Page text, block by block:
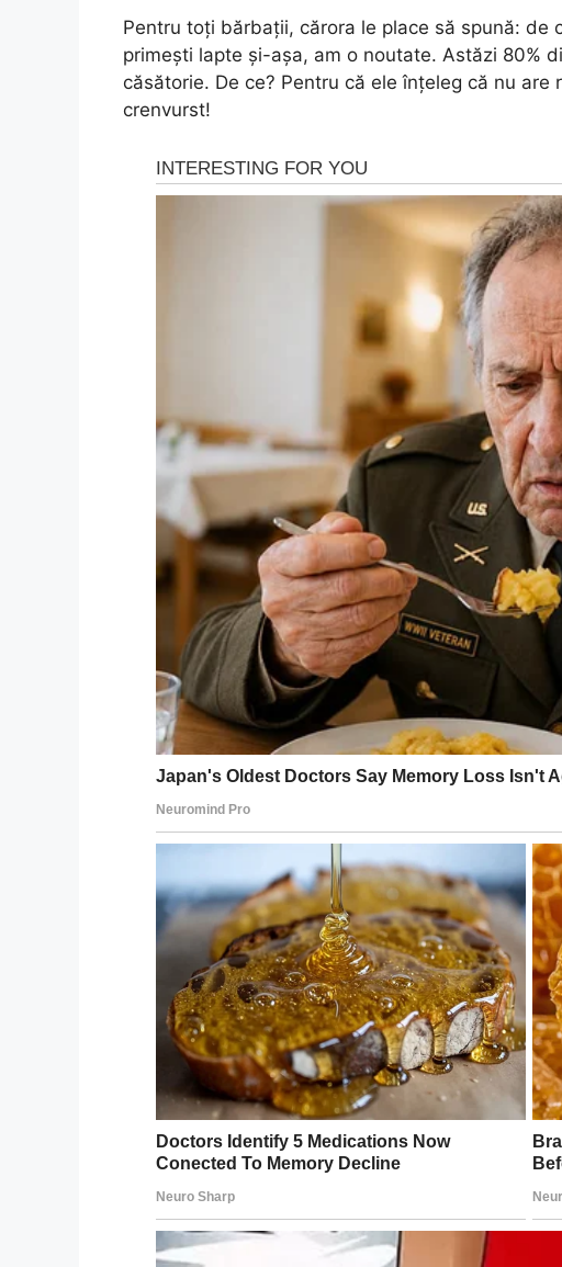
Pentru toți bărbații, cărora le place să spună: de
primești lapte și-așa, am o noutate. Astăzi 80%
căsătorie. De ce? Pentru că ele înțeleg că nu
crenvurst!